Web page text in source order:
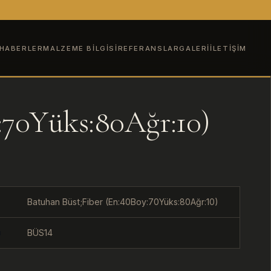
HABERLERMALZEME BILGISI REFERANSLAR GALERI İLETIŞIM
Batuhan Büst;Fiber (En:40Boy:70Yüks:80Ağr:10)
BÜS14